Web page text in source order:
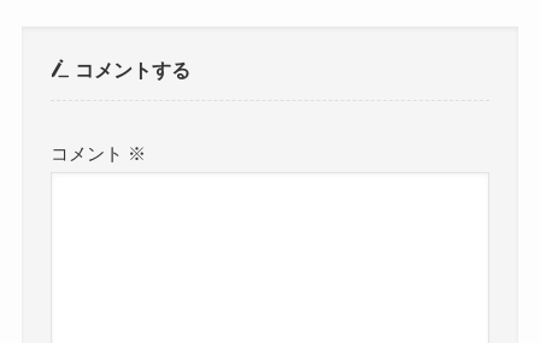
コメントする
コメント ※